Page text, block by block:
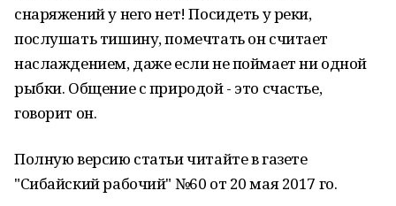
снаряжений у него нет! Посидеть у реки,
послушать тишину, помечтать он считает
наслаждением, даже если не поймает ни одной
рыбки. Общение с природой - это сча­стье,
говорит он.
Полную версию статьи читайте в газете
"Сибайский рабочий" №60 от 20 мая 2017 го.